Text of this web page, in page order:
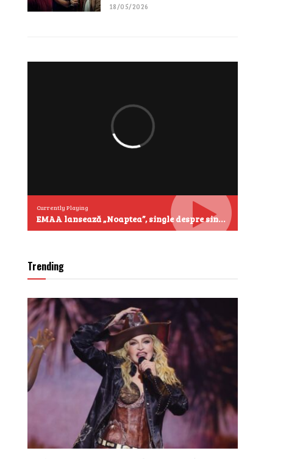
18/05/2026
Currently Playing
EMAA lansează „Noaptea”, single despre singurătate și emoțiile care se aud cel mai clar după miezul nopții
Trending